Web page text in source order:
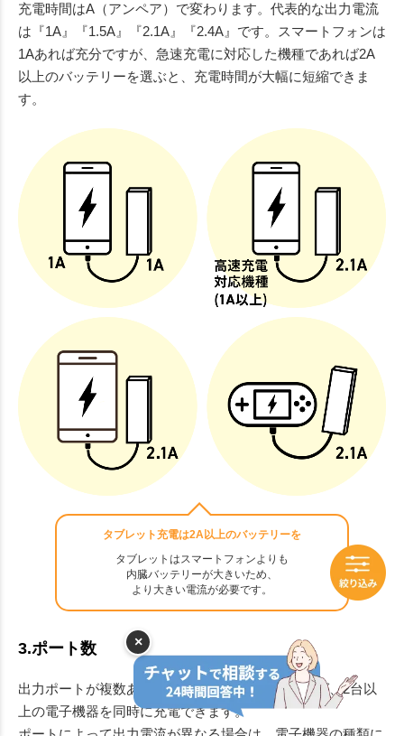
充電時間はA（アンペア）で変わります。代表的な出力電流
は『1A』『1.5A』『2.1A』『2.4A』です。スマートフォンは
1Aあれば充分ですが、急速充電に対応した機種であれば2A
以上のバッテリーを選ぶと、充電時間が大幅に短縮できま
す。
タブレット充電は2A以上のバッテリーを
タブレットはスマートフォンよりも
内臓バッテリーが大きいため、
より大きい電流が必要です。
3.ポート数
出力ポートが複数あるモバイルバッテリーであれば、2台以
上の電子機器を同時に充電できます。
×